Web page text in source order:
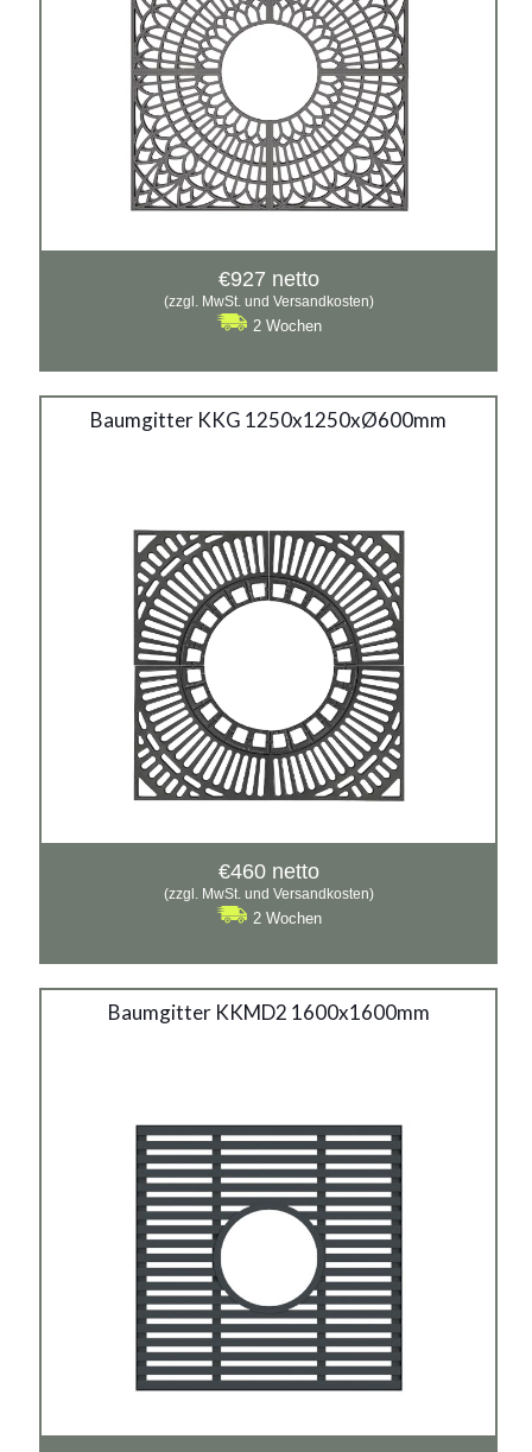
€927 netto
(zzgl. MwSt. und Versandkosten)
2 Wochen
Baumgitter KKG 1250x1250xØ600mm
€460 netto
(zzgl. MwSt. und Versandkosten)
2 Wochen
Baumgitter KKMD2 1600x1600mm
Baumgitter KKMD2
verzinkter Stahl mit Pulverbeschichtung in RAL